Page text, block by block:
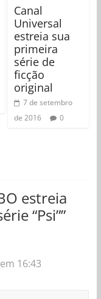
Canal
Universal
estreia sua
primeira
série de
ficção
original
7 de setembro
de 2016
0
estreia
“Psi””
16:43